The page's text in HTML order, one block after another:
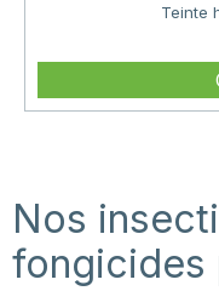
Teinte
Nos
fongicides